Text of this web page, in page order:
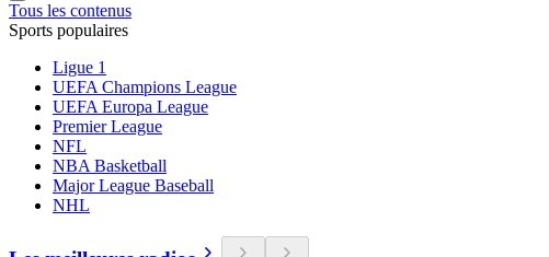
Tous les contenus
Sports populaires
Ligue 1
UEFA Champions League
UEFA Europa League
Premier League
NFL
NBA Basketball
Major League Baseball
NHL